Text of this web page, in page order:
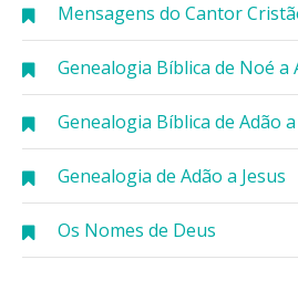
Mensagens do Cantor
Genealogia Bíblica de Noé a
Genealogia Bíblica de Adão
Genealogia de Adão a Jesus
Os Nomes de Deus